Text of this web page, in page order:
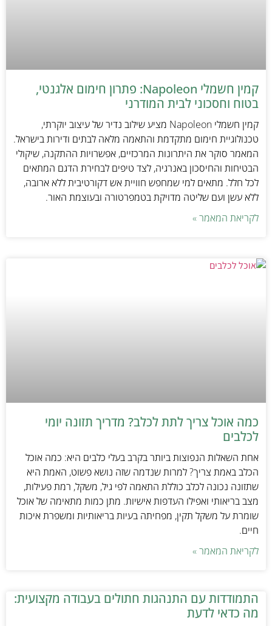
קמין חשמלי Napoleon: פתרון חימום אלגנטי,
בטוח וחסכוני לבית המודרני
קמין חשמלי Napoleon מציע שילוב נדיר של עיצוב יוקרתי,
טכנולוגיית חימום מתקדמת והתאמה מלאה לבתים ודירות בישראל.
המאמר סוקר את היתרונות המרכזיים, אפשרויות ההתקנה, שיקולי
הבטיחות והחיסכון באנרגיה, לצד טיפים לבחירת הדגם המתאים
לכל חלל. מתאים למי שמחפש חוויית אש דקורטיבית ללא ארובה,
ללא עשן ועם שליטה מדויקת בטמפרטורה ובעוצמת האור.
לקריאת המאמר »
כמה אוכל צריך לתת לכלב? מדריך תזונה יומי
לכלבים
אחת השאלות הנפוצות ביותר בקרב בעלי כלבים היא: כמה אוכל
הכלב באמת צריך? למרות שנדמה שזה נושא פשוט, האמת היא
שתזונה נכונה לכלב כוללת התאמה לפי גיל, משקל, רמת פעילות,
מצב בריאותי ואפילו העדפות אישיות. מתן כמות מתאימה של אוכל
שומרת על משקל תקין, מפחיתה בעיות בריאותיות ומשפרת איכות
חיים.
לקריאת המאמר »
התמודדות עם התנהגות חתולים בעבודה מקצועית:
מה כדאי לדעת